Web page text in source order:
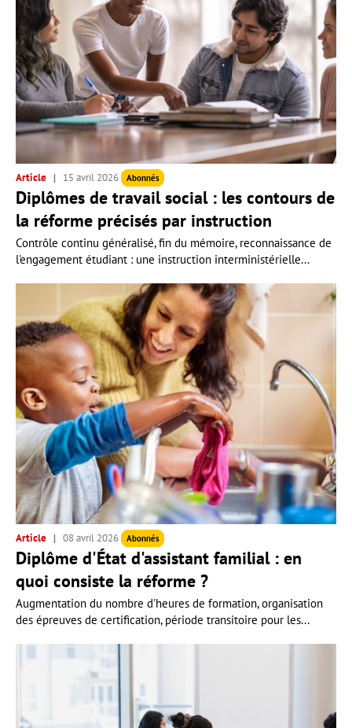
Article 15 avril 2026 Abonnés
Diplômes de travail social : les contours de
la réforme précisés par instruction
Contrôle continu généralisé, fin du mémoire, reconnaissance de
l'engagement étudiant : une instruction interministérielle...
Article 08 avril 2026 Abonnés
Diplôme d'État d'assistant familial : en
quoi consiste la réforme ?
Augmentation du nombre d'heures de formation, organisation
des épreuves de certification, période transitoire pour les...